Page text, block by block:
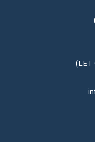
(LET